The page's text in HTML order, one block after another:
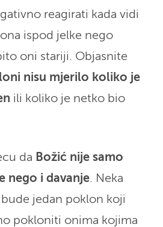
reagirati kada vidi
ispod jelke nego
oni stariji. Objasnite
nisu mjerilo koliko je
ili koliko je netko bio
da Božić nije samo
nego i davanje. Neka
jedan poklon koji
pokloniti onima kojima